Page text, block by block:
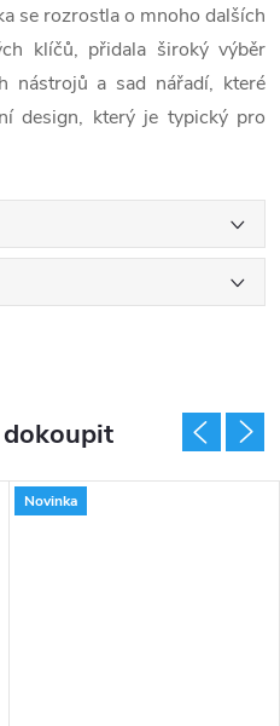
se rozrostla o mnoho dalších
klíčů, přidala široký výběr
nástrojů a sad nářadí, které
design, který je typický pro
Novinka